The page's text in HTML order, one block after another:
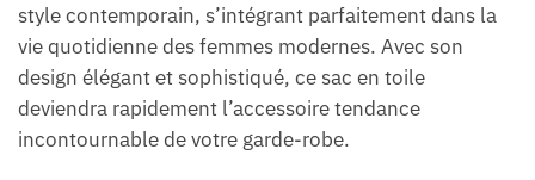
style contemporain, s’intégrant parfaitement dans la
vie quotidienne des femmes modernes. Avec son
design élégant et sophistiqué, ce sac en toile
deviendra rapidement l’accessoire tendance
incontournable de votre garde-robe.